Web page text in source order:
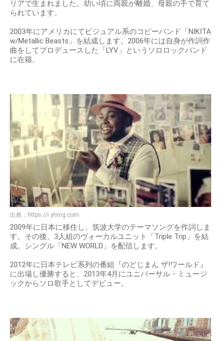
リアで生まれました。幼い頃に両親が離婚、母親の手で育て
られています。
2003年にアメリカにてビジュアル系のコピーバンド「NIKITA
w/Metallic Beasts」を結成します。2006年には自身が作詞作
曲をしてプロデュースした「LYV」というソロロックバンド
に在籍。
出典： https://i.ytimg.com
2009年に日本に移住し、筑波大学のテーマソングを作詞しま
す。その後、3人組のヴォーカルユニット「Triple Trip」を結
成。シングル「NEW WORLD」を配信します。
2012年に日本テレビ系列の番組『のどじまん ザ!ワールド』
に出場し優勝すると、2013年4月にユニバーサル・ミュージ
ックからソロ歌手としてデビュー。